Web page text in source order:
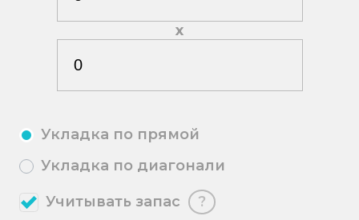
х
Укладка по прямой
Укладка по диагонали
Учитывать запас ?